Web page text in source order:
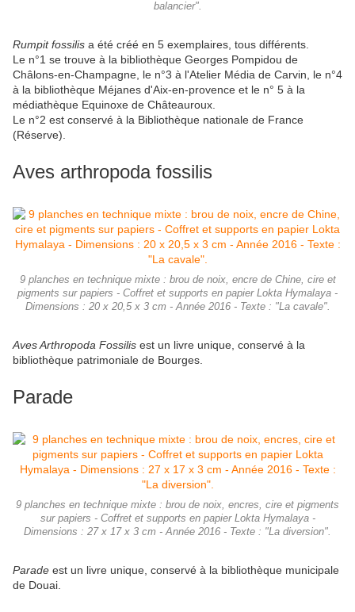
balancier".
Rumpit fossilis a été créé en 5 exemplaires, tous différents.
Le n°1 se trouve à la bibliothèque Georges Pompidou de
Châlons-en-Champagne, le n°3 à l'Atelier Média de Carvin, le n°4
à la bibliothèque Méjanes d'Aix-en-provence et le n° 5 à la
médiathèque Equinoxe de Châteauroux.
Le n°2 est conservé à la Bibliothèque nationale de France
(Réserve).
Aves arthropoda fossilis
9 planches en technique mixte : brou de noix, encre de Chine, cire et
pigments sur papiers - Coffret et supports en papier Lokta Hymalaya -
Dimensions : 20 x 20,5 x 3 cm - Année 2016 - Texte : "La cavale".
Aves Arthropoda Fossilis est un livre unique, conservé à la
bibliothèque patrimoniale de Bourges.
Parade
9 planches en technique mixte : brou de noix, encres, cire et pigments
sur papiers - Coffret et supports en papier Lokta Hymalaya -
Dimensions : 27 x 17 x 3 cm - Année 2016 - Texte : "La diversion".
Parade est un livre unique, conservé à la bibliothèque municipale
de Douai.